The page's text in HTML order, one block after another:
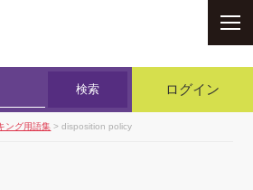
検索 ログイン
ング用語集 > disposition policy